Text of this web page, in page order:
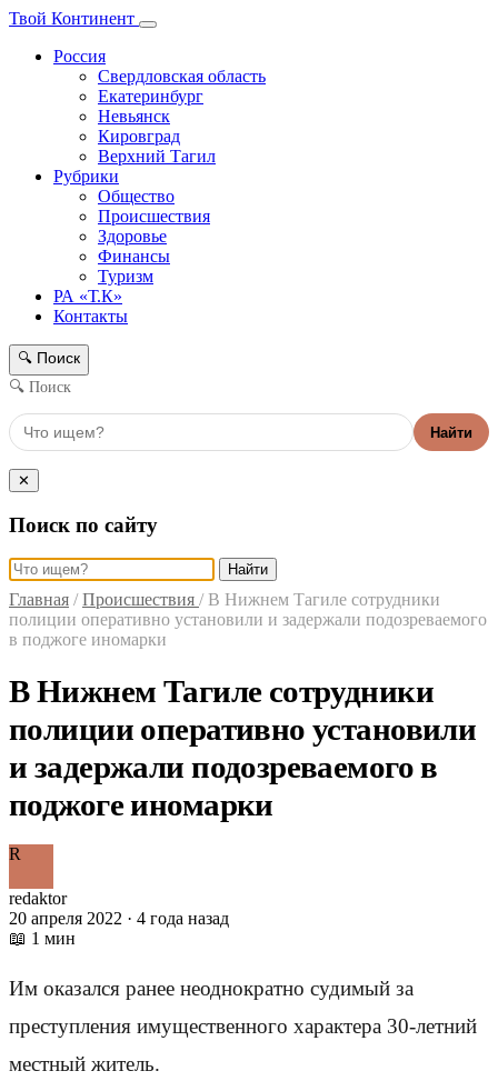
Твой Континент
Россия
Свердловская область
Екатеринбург
Невьянск
Кировград
Верхний Тагил
Рубрики
Общество
Происшествия
Здоровье
Финансы
Туризм
РА «Т.К»
Контакты
🔍 Поиск
🔍 Поиск
Найти
✕
Поиск по сайту
Найти
Главная / Происшествия / В Нижнем Тагиле сотрудники
полиции оперативно установили и задержали подозреваемого
в поджоге иномарки
В Нижнем Тагиле сотрудники
полиции оперативно установили
и задержали подозреваемого в
поджоге иномарки
R
redaktor
20 апреля 2022 · 4 года назад
📖 1 мин
Им оказался ранее неоднократно судимый за
преступления имущественного характера 30-летний
местный житель.